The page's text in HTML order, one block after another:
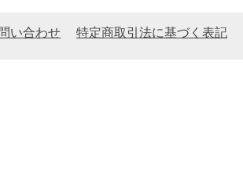
い合わせ 特定商取引法に基づく表記